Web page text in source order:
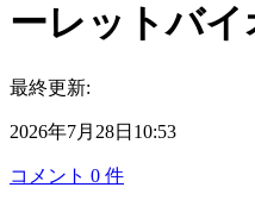
ーレットバイ
最終更新:
2026年7月28日10:53
コメント 0 件